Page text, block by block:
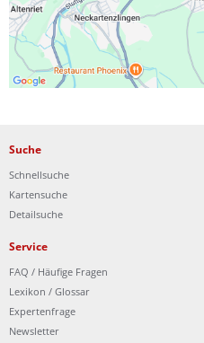
Suche
Schnellsuche
Kartensuche
Detailsuche
Service
FAQ / Häufige Fragen
Lexikon / Glossar
Expertenfrage
Newsletter